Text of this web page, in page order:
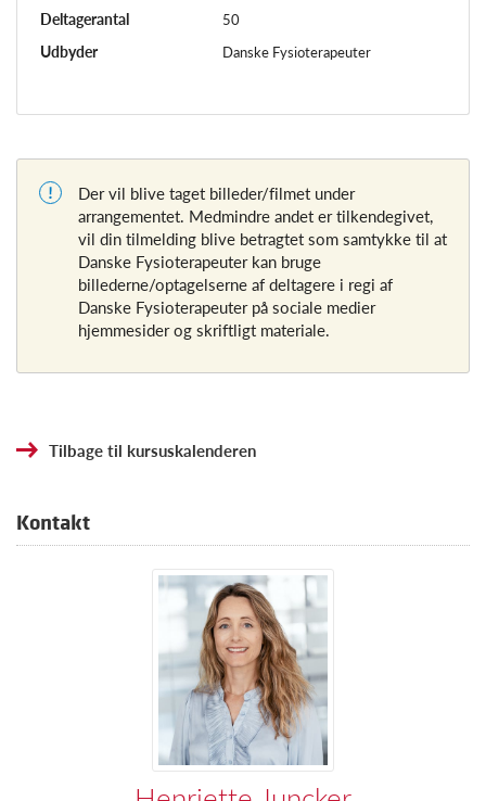
Deltagerantal 50
Udbyder Danske Fysioterapeuter
Der vil blive taget billeder/filmet under
arrangementet. Medmindre andet er tilkendegivet,
vil din tilmelding blive betragtet som samtykke til at
Danske Fysioterapeuter kan bruge
billederne/optagelserne af deltagere i regi af
Danske Fysioterapeuter på sociale medier
hjemmesider og skriftligt materiale.
Tilbage til kursuskalenderen
Kontakt